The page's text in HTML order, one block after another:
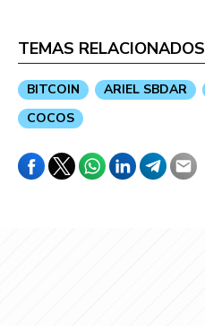
TEMAS RELACIONADOS
BITCOIN ARIEL SBDAR
COCOS